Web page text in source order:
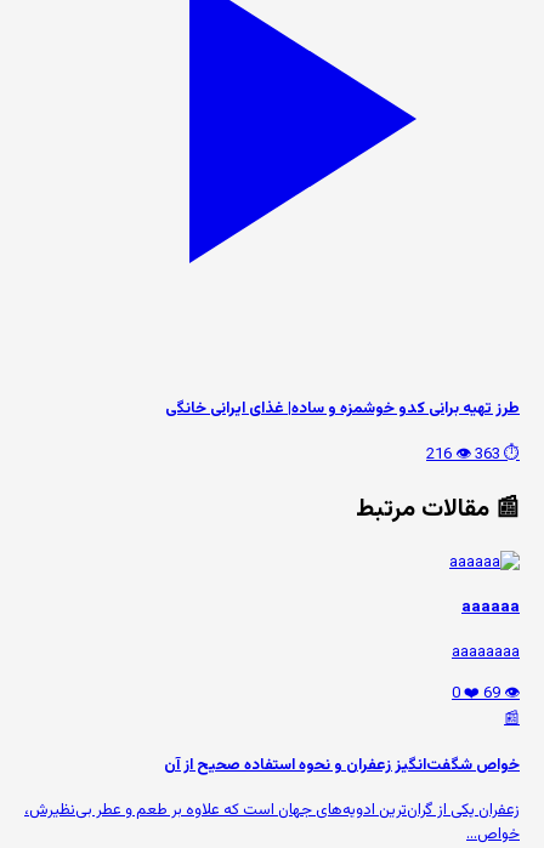
طرز تهیه برانی کدو خوشمزه و ساده| غذای ایرانی خانگی
⏱️ 363
👁️ 216
📰 مقالات مرتبط
aaaaaa
aaaaaaaa
👁️ 69
❤️ 0
📰
خواص شگفت‌انگیز زعفران و نحوه استفاده صحیح از آن
زعفران یکی از گران‌ترین ادویه‌های جهان است که علاوه بر طعم و عطر بی‌نظیرش،
خواص...